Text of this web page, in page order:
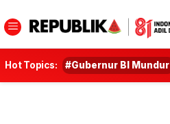
Hot Topics: #Gubernur BI Mundur